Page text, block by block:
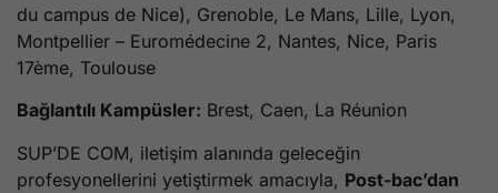
du campus de Nice), Grenoble, Le Mans, Lille, Lyon,
Montpellier – Euromédecine 2, Nantes, Nice, Paris
17ème, Toulouse
Bağlantılı Kampüsler: Brest, Caen, La Réunion
SUP’DE COM, iletişim alanında geleceğin
profesyonellerini yetiştirmek amacıyla, Post-bac’dan